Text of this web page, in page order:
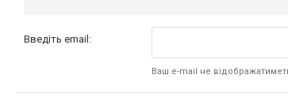
Введіть email:
Ваш e-mail не